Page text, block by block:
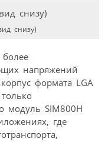
снизу)
более
напряжений
формата LGA
модуль SIM800H
где